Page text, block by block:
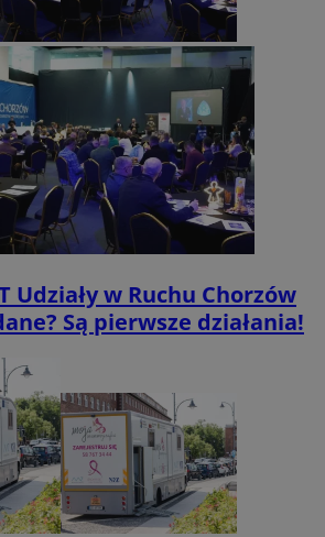
Udziały w Ruchu Chorzów
Są pierwsze działania!